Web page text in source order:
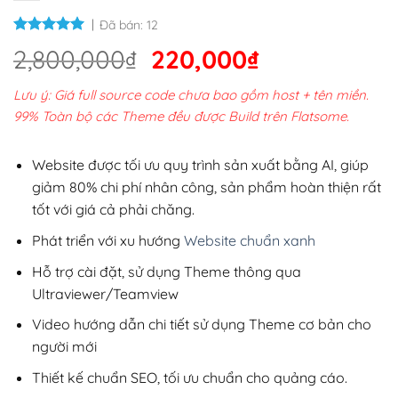
Đã bán: 12
2,800,000₫ Giá
gốc
là:
2,800,000₫.
220,000₫Giá
hiện
tại
220,000₫.
Lưu ý: Giá full source code chưa bao gồm host + tên miền.
99% Toàn bộ các Theme đều được Build trên Flatsome.
Website được tối ưu quy trình sản xuất bằng AI, giúp
giảm 80% chi phí nhân công, sản phẩm hoàn thiện rất
tốt với giá cả phải chăng.
Phát triển với xu hướng Website chuẩn xanh
Hỗ trợ cài đặt, sử dụng Theme thông qua
Ultraviewer/Teamview
Video hướng dẫn chi tiết sử dụng Theme cơ bản cho
người mới
Thiết kế chuẩn SEO, tối ưu chuẩn cho quảng cáo.